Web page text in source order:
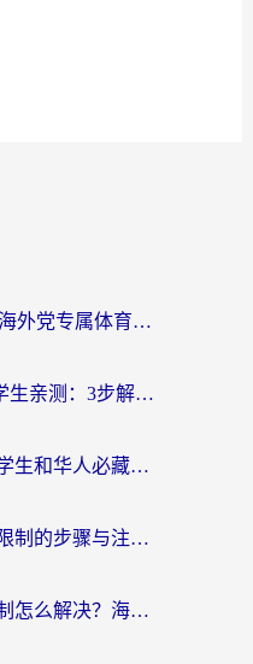
国外怎么看CBA比赛？海外党专属体育直播指南，告别地区限制看球自由
国外看芒果tv总卡？留学生亲测：3步解决地域限制+流畅追剧攻略
海外如何看奥运会？留学生和华人必藏的体育赛事观看终极指南
海外看爱奇艺解除地区限制的步骤与注意事项详解：留学生必看的无卡顿追剧指南
手机海外地区看视频限制怎么解决？海外党追剧看片的实用指南